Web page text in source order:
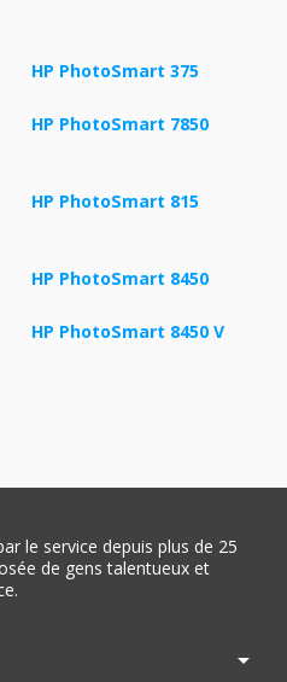
HP PhotoSmart 375
HP PhotoSmart 7850
HP PhotoSmart 815
HP PhotoSmart 8450
HP PhotoSmart 8450 V
le service depuis plus de 25
de gens talentueux et
arrow_drop_down